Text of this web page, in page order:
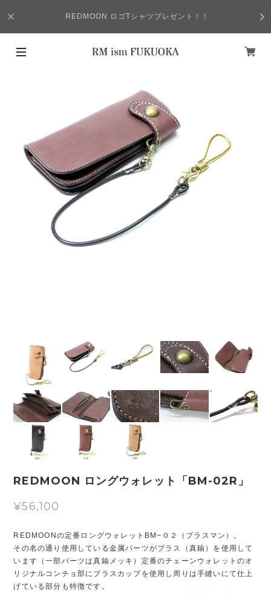
REDMOON ロゴTシャツプレゼント！！
REDMOON ロングウォレット「BM-02R」
¥56,100
REDMOONの定番ロングウォレットBM−０２（ブラスマン）。
その名の通り使用している金属パーツがブラス（真鍮）を使用して
います（一部パーツは真鍮メッキ）定番のチェーンウォレットのオ
リジナルコンチョ部にブラスカップを使用し周りは手縫いにて仕上
げている部分も特徴です。